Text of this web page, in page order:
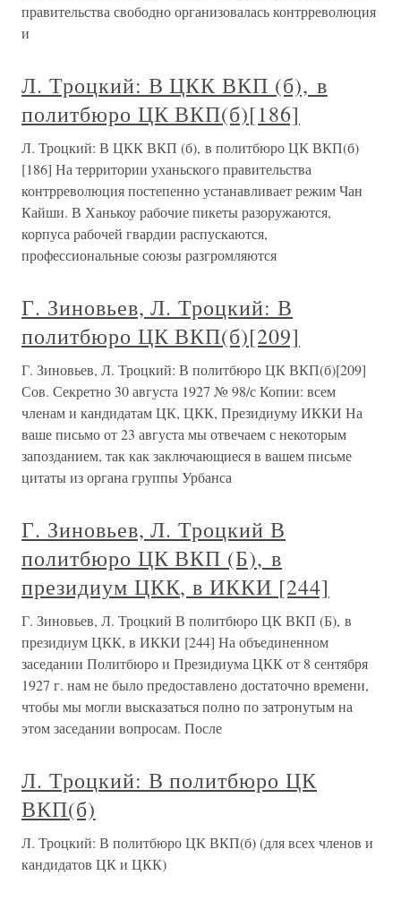
правительства свободно организовалась контрреволюция
и
Л. Троцкий: В ЦКК ВКП (б), в
политбюро ЦК ВКП(б)[186]
Л. Троцкий: В ЦКК ВКП (б), в политбюро ЦК ВКП(б)
[186] На территории уханьского правительства
контрреволюция постепенно устанавливает режим Чан
Кайши. В Ханькоу рабочие пикеты разоружаются,
корпуса рабочей гвардии распускаются,
профессиональные союзы разгромляются
Г. Зиновьев, Л. Троцкий: В
политбюро ЦК ВКП(б)[209]
Г. Зиновьев, Л. Троцкий: В политбюро ЦК ВКП(б)[209]
Сов. Секретно 30 августа 1927 № 98/с Копии: всем
членам и кандидатам ЦК, ЦКК, Президиуму ИККИ На
ваше письмо от 23 августа мы отвечаем с некоторым
запозданием, так как заключающиеся в вашем письме
цитаты из органа группы Урбанса
Г. Зиновьев, Л. Троцкий В
политбюро ЦК ВКП (Б), в
президиум ЦКК, в ИККИ [244]
Г. Зиновьев, Л. Троцкий В политбюро ЦК ВКП (Б), в
президиум ЦКК, в ИККИ [244] На объединенном
заседании Политбюро и Президиума ЦКК от 8 сентября
1927 г. нам не было предоставлено достаточно времени,
чтобы мы могли высказаться полно по затронутым на
этом заседании вопросам. После
Л. Троцкий: В политбюро ЦК
ВКП(б)
Л. Троцкий: В политбюро ЦК ВКП(б) (для всех членов и
кандидатов ЦК и ЦКК)